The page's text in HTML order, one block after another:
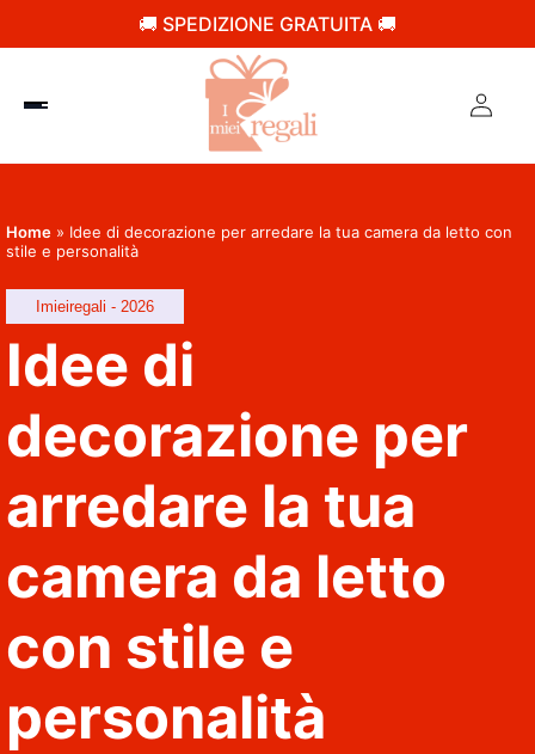
🚚 SPEDIZIONE GRATUITA 🚚
Home » Idee di decorazione per arredare la tua camera da letto con
stile e personalità
Imieiregali - 2026
Idee di
decorazione per
arredare la tua
camera da letto
con stile e
personalità